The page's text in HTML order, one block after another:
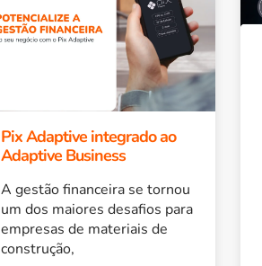
Pix Adaptive integrado ao
Adaptive Business
A gestão financeira se tornou
um dos maiores desafios para
empresas de materiais de
construção,